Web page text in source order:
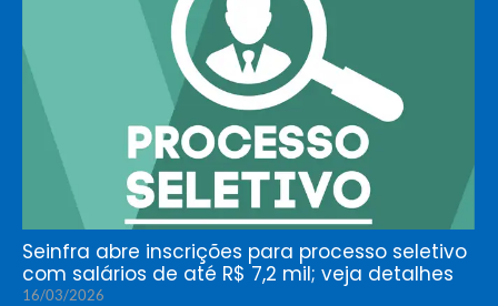
Seinfra abre inscrições para processo seletivo
com salários de até R$ 7,2 mil; veja detalhes
16/03/2026